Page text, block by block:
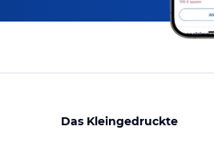
Das Kleingedruckte